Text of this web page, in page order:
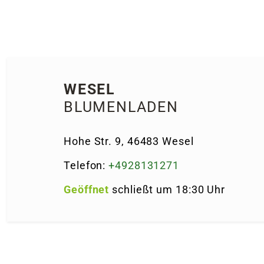
WESEL
BLUMENLADEN
Hohe Str. 9, 46483 Wesel
Telefon:+4928131271
Geöffnet schließt um 18:30 Uhr